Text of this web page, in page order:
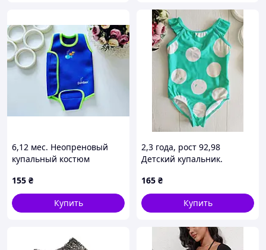
6,12 мес. Неопреновый
купальный костюм
155 ₴
Купить
2,3 года, рост 92,98
Детский купальник.
165 ₴
Купить